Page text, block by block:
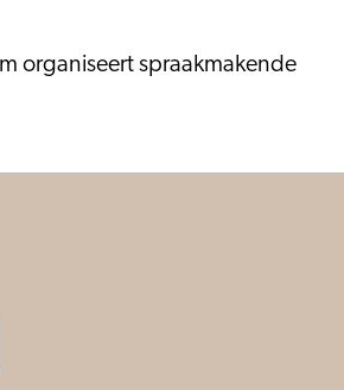
organiseert spraakmakende